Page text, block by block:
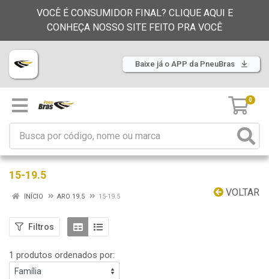
VOCÊ É CONSUMIDOR FINAL? CLIQUE AQUI E
CONHEÇA NOSSO SITE FEITO PRA VOCÊ
Baixe já o APP da PneuBras
0
15-19.5
VOLTAR
INÍCIO ARO 19.5 15-19.5
Filtros
1 produtos ordenados por: